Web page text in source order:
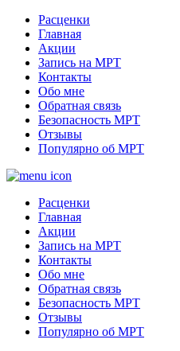
Расценки
Главная
Акции
Запись на МРТ
Контакты
Обо мне
Обратная связь
Безопасность МРТ
Отзывы
Популярно об МРТ
Расценки
Главная
Акции
Запись на МРТ
Контакты
Обо мне
Обратная связь
Безопасность МРТ
Отзывы
Популярно об МРТ